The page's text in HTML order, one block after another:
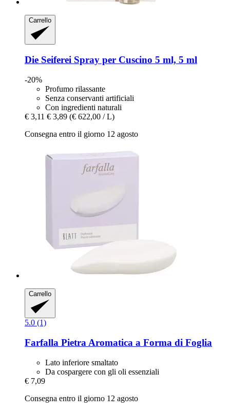
Carrello
Die Seiferei Spray per Cuscino 5 ml, 5 ml
-20%
Profumo rilassante
Senza conservanti artificiali
Con ingredienti naturali
€ 3,11 € 3,89 (€ 622,00 / L)
Consegna entro il giorno 12 agosto
Carrello
5.0 (1)
Farfalla Pietra Aromatica a Forma di Foglia
Lato inferiore smaltato
Da cospargere con gli oli essenziali
€ 7,09
Consegna entro il giorno 12 agosto